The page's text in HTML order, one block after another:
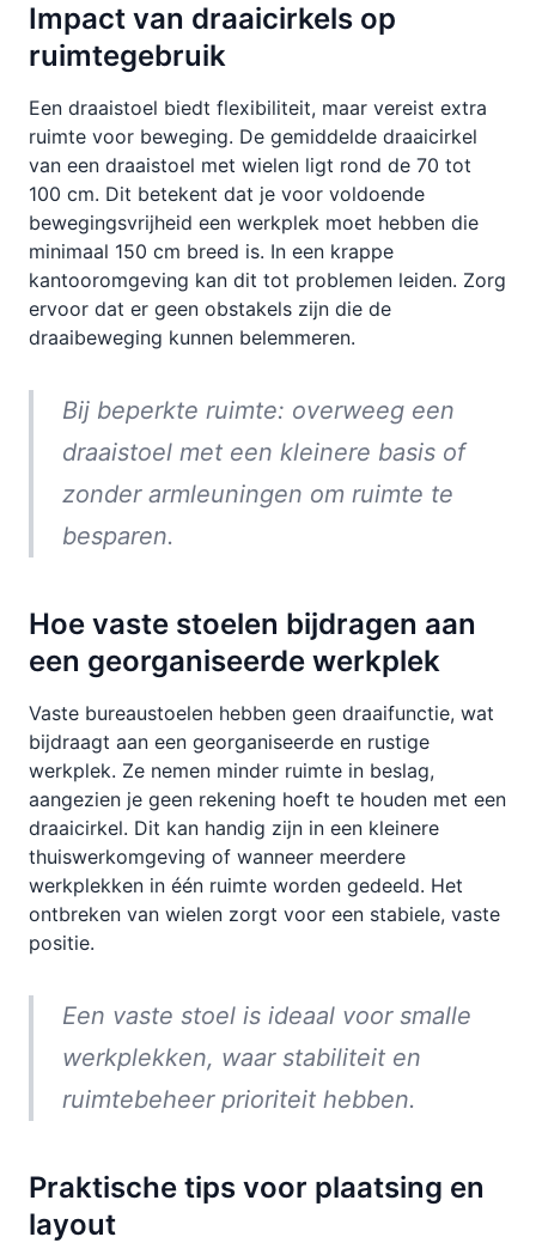
Impact van draaicirkels op
ruimtegebruik
Een draaistoel biedt flexibiliteit, maar vereist extra
ruimte voor beweging. De gemiddelde draaicirkel
van een draaistoel met wielen ligt rond de 70 tot
100 cm. Dit betekent dat je voor voldoende
bewegingsvrijheid een werkplek moet hebben die
minimaal 150 cm breed is. In een krappe
kantooromgeving kan dit tot problemen leiden. Zorg
ervoor dat er geen obstakels zijn die de
draaibeweging kunnen belemmeren.
Bij beperkte ruimte: overweeg een
draaistoel met een kleinere basis of
zonder armleuningen om ruimte te
besparen.
Hoe vaste stoelen bijdragen aan
een georganiseerde werkplek
Vaste bureaustoelen hebben geen draaifunctie, wat
bijdraagt aan een georganiseerde en rustige
werkplek. Ze nemen minder ruimte in beslag,
aangezien je geen rekening hoeft te houden met een
draaicirkel. Dit kan handig zijn in een kleinere
thuiswerkomgeving of wanneer meerdere
werkplekken in één ruimte worden gedeeld. Het
ontbreken van wielen zorgt voor een stabiele, vaste
positie.
Een vaste stoel is ideaal voor smalle
werkplekken, waar stabiliteit en
ruimtebeheer prioriteit hebben.
Praktische tips voor plaatsing en
layout